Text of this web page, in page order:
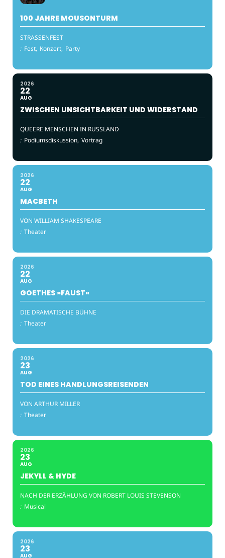
100 JAHRE MOUSONTURM
STRASSENFEST
: Fest, Konzert, Party
2026
22
AUG
ZWISCHEN UNSICHTBARKEIT UND WIDERSTAND
QUEERE MENSCHEN IN RUSSLAND
: Podiumsdiskussion, Vortrag
2026
22
AUG
MACBETH
VON WILLIAM SHAKESPEARE
: Theater
2026
22
AUG
GOETHES »FAUST«
DIE DRAMATISCHE BÜHNE
: Theater
2026
23
AUG
TOD EINES HANDLUNGSREISENDEN
VON ARTHUR MILLER
: Theater
2026
23
AUG
JEKYLL & HYDE
NACH DER ERZÄHLUNG VON ROBERT LOUIS STEVENSON
: Musical
2026
23
AUG